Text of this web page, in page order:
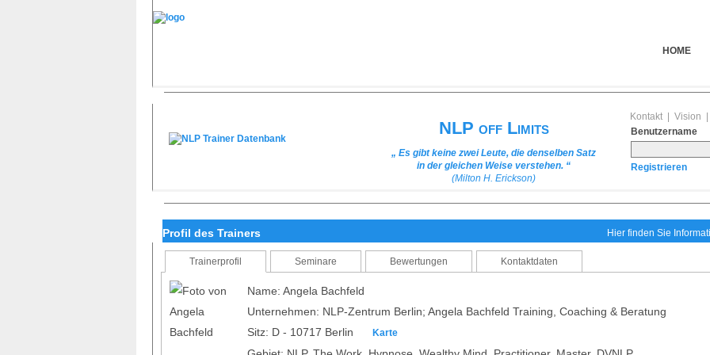
HOME
NLP off Limits
„ Es gibt keine zwei Leute, die denselben Satz
in der gleichen Weise verstehen. “
(Milton H. Erickson)
Kontakt Vision
Benutzername
Registrieren
Profil des Trainers Hier finden Sie
Trainerprofil Seminare Bewertungen Kontaktdaten
Name: Angela Bachfeld
Unternehmen: NLP-Zentrum Berlin; Angela Bachfeld Training, Coaching & Beratung
Sitz: D - 10717 Berlin
Karte